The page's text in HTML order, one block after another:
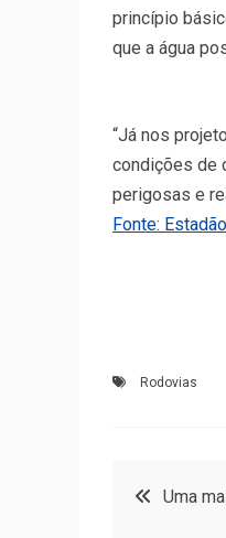
princípio
que a água
“Já nos
condições de
perigosas e
Fonte: Estadão
Rodovias
Uma